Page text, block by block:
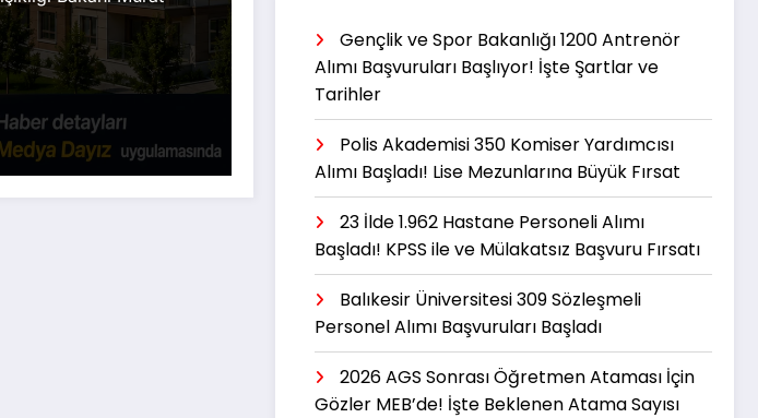
Gençlik ve Spor Bakanlığı 1200 Antrenör
Alımı Başvuruları Başlıyor! İşte Şartlar ve
Tarihler
Polis Akademisi 350 Komiser Yardımcısı
Alımı Başladı! Lise Mezunlarına Büyük Fırsat
23 İlde 1.962 Hastane Personeli Alımı
Başladı! KPSS ile ve Mülakatsız Başvuru Fırsatı
Balıkesir Üniversitesi 309 Sözleşmeli
Personel Alımı Başvuruları Başladı
2026 AGS Sonrası Öğretmen Ataması İçin
Gözler MEB’de! İşte Beklenen Atama Sayısı